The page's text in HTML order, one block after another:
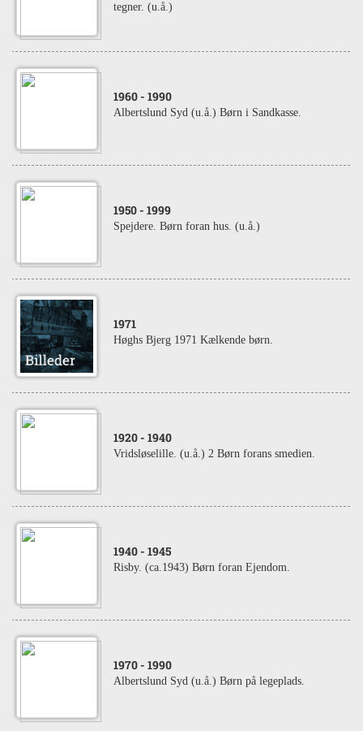
tegner. (u.å.)
1960 - 1990
Albertslund Syd (u.å.) Børn i Sandkasse.
1950 - 1999
Spejdere. Børn foran hus. (u.å.)
1971
Høghs Bjerg 1971 Kælkende børn.
1920 - 1940
Vridsløselille. (u.å.) 2 Børn forans smedien.
1940 - 1945
Risby. (ca.1943) Børn foran Ejendom.
1970 - 1990
Albertslund Syd (u.å.) Børn på legeplads.